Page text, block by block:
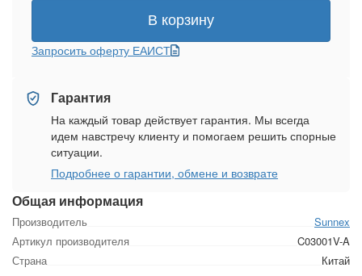
Общая информация
Производитель
Sunnex
Артикул производителя
C03001V-A
Страна
Китай
В корзину
Запросить оферту ЕАИСТ
Гарантия
На каждый товар действует гарантия. Мы всегда
идем навстречу клиенту и помогаем решить спорные
ситуации.
Подробнее о гарантии, обмене и возврате